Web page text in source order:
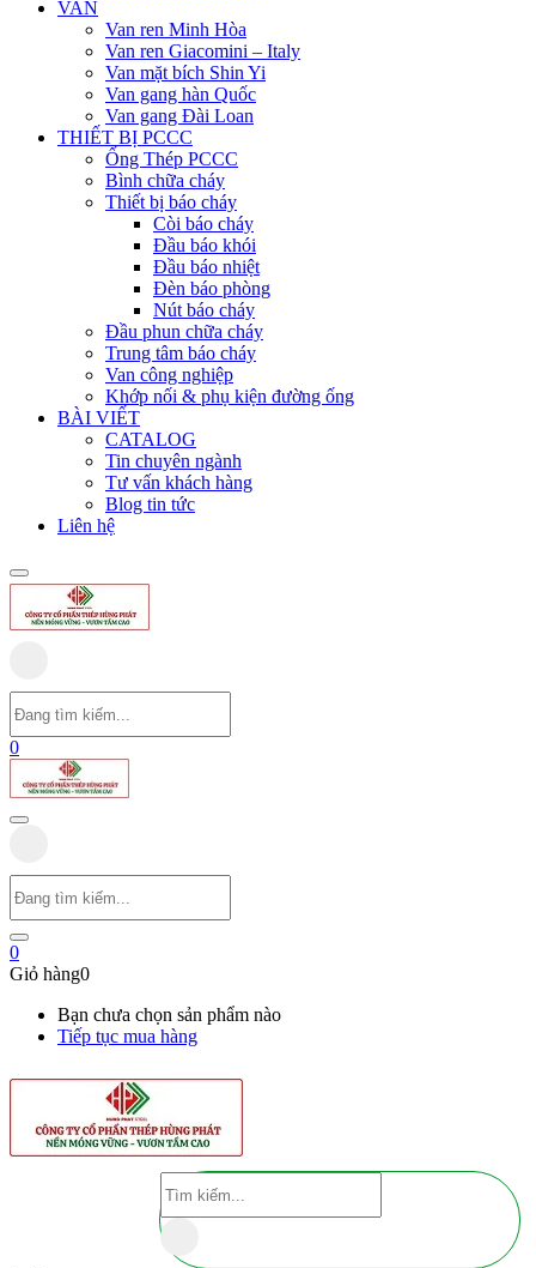
VAN
Van ren Minh Hòa
Van ren Giacomini – Italy
Van mặt bích Shin Yi
Van gang hàn Quốc
Van gang Đài Loan
THIẾT BỊ PCCC
Ống Thép PCCC
Bình chữa cháy
Thiết bị báo cháy
Còi báo cháy
Đầu báo khói
Đầu báo nhiệt
Đèn báo phòng
Nút báo cháy
Đầu phun chữa cháy
Trung tâm báo cháy
Van công nghiệp
Khớp nối & phụ kiện đường ống
BÀI VIẾT
CATALOG
Tin chuyên ngành
Tư vấn khách hàng
Blog tin tức
Liên hệ
0
0
Giỏ hàng0
Bạn chưa chọn sản phẩm nào
Tiếp tục mua hàng